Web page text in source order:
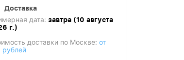
Доставка
дата: завтра (10 августа
г.)
доставки по Москве: от
рублей